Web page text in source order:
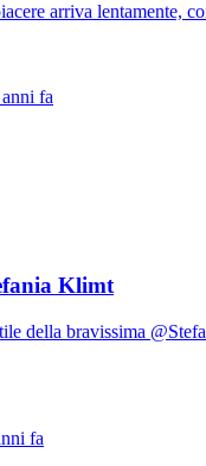
arriva lentamente,
fa
Klimt
della bravissima
fa